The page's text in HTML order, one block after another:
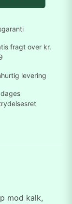
fragt over kr.
levering
mod kalk,